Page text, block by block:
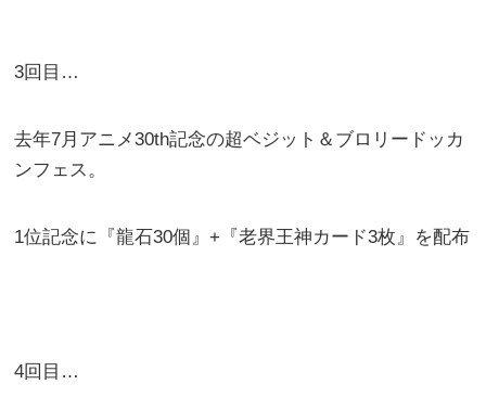
3回目…
去年7月アニメ30th記念の超ベジット＆ブロリードッカ
ンフェス。
1位記念に『龍石30個』+『老界王神カード3枚』を配布
4回目…